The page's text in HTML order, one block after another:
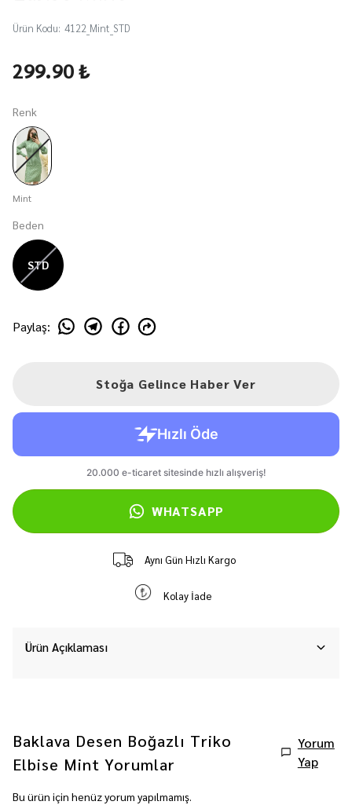
Ürün Kodu: 4122_Mint_STD
299.90 ₺
Renk
Mint
Beden
STD
Paylaş:
Stoğa Gelince Haber Ver
WHATSAPP
Aynı Gün Hızlı Kargo
Kolay İade
Ürün Açıklaması
Baklava Desen Boğazlı Triko
Elbise Mint Yorumlar
Yorum
Yap
Bu ürün için henüz yorum yapılmamış.